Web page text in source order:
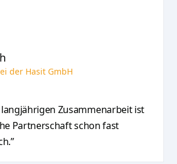
der Hasit GmbH
Zusammenarbeit ist
Partnerschaft schon fast